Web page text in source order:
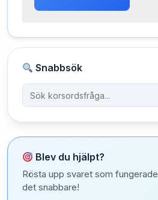
Snabbsök
Blev du hjälpt?
Rösta upp svaret som
det snabbare!